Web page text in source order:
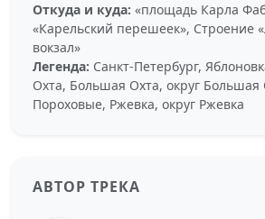
Откуда и куда: «площадь Карла
«Карельский перешеек», Строение
вокзал»
Легенда: Санкт-Петербург,
Охта, Большая Охта, округ Большая
Пороховые, Ржевка, округ Ржевка
АВТОР ТРЕКА